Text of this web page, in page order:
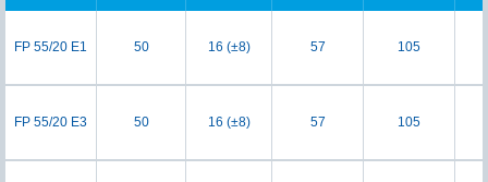
FP 55/20 E1 50 16 (±8) 57 105
FP 55/20 E3 50 16 (±8) 57 105